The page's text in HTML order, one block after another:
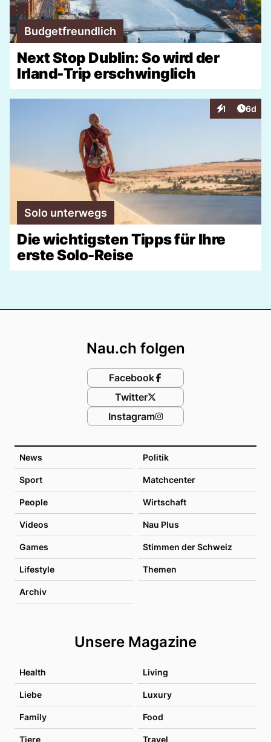
Budgetfreundlich
Next Stop Dublin: So wird der
Irland-Trip erschwinglich
1
Interaktionen
6d
Solo unterwegs
Die wichtigsten Tipps für Ihre
erste Solo-Reise
News Politik
Sport Matchcenter
People Wirtschaft
Videos Nau Plus
Games Stimmen der Schweiz
Lifestyle Themen
Archiv
Unsere Magazine
Health Living
Liebe Luxury
Family Food
Tiere Travel
Nau.ch folgen
Facebook
Twitter
Instagram